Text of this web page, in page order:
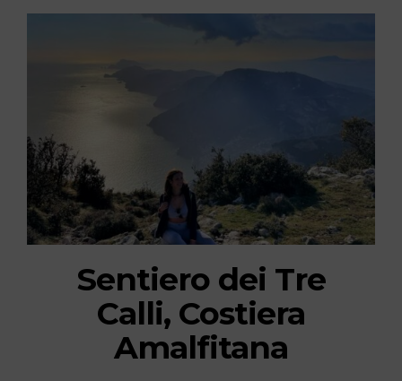
Sentiero dei Tre
Calli, Costiera
Amalfitana